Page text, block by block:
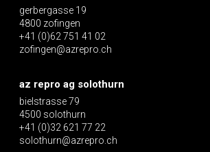
gerbergasse 19
4800 zofingen
+41 (0)62 751 41 02
zofingen@azrepro.ch
az repro ag solothurn
bielstrasse 79
4500 solothurn
+41 (0)32 621 77 22
solothurn@azrepro.ch